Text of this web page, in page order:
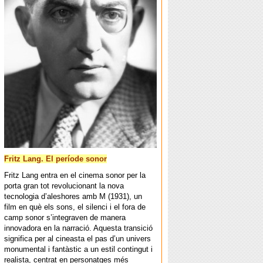
Fritz Lang. El període sonor
Fritz Lang entra en el cinema sonor per la
porta gran tot revolucionant la nova
tecnologia d’aleshores amb M (1931), un
film en què els sons, el silenci i el fora de
camp sonor s’integraven de manera
innovadora en la narració. Aquesta transició
significa per al cineasta el pas d’un univers
monumental i fantàstic a un estil contingut i
realista, centrat en personatges més